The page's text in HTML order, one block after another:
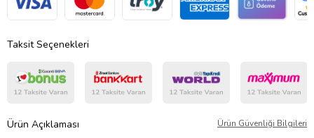
Taksit Seçenekleri
Ürün Açıklaması Ürün Güvenliği Bilgileri